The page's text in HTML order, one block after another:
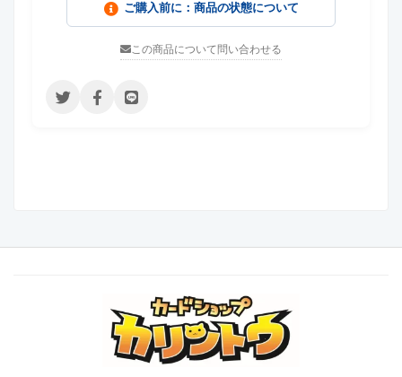
ご購入前に：商品の状態について
この商品について問い合わせる